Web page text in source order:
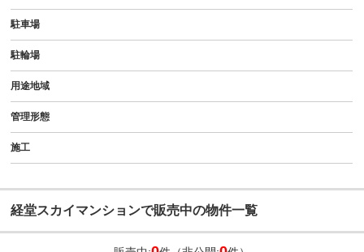
駐車場
駐輪場
用途地域
管理形態
施工
経堂スカイマンションで販売中の物件一覧